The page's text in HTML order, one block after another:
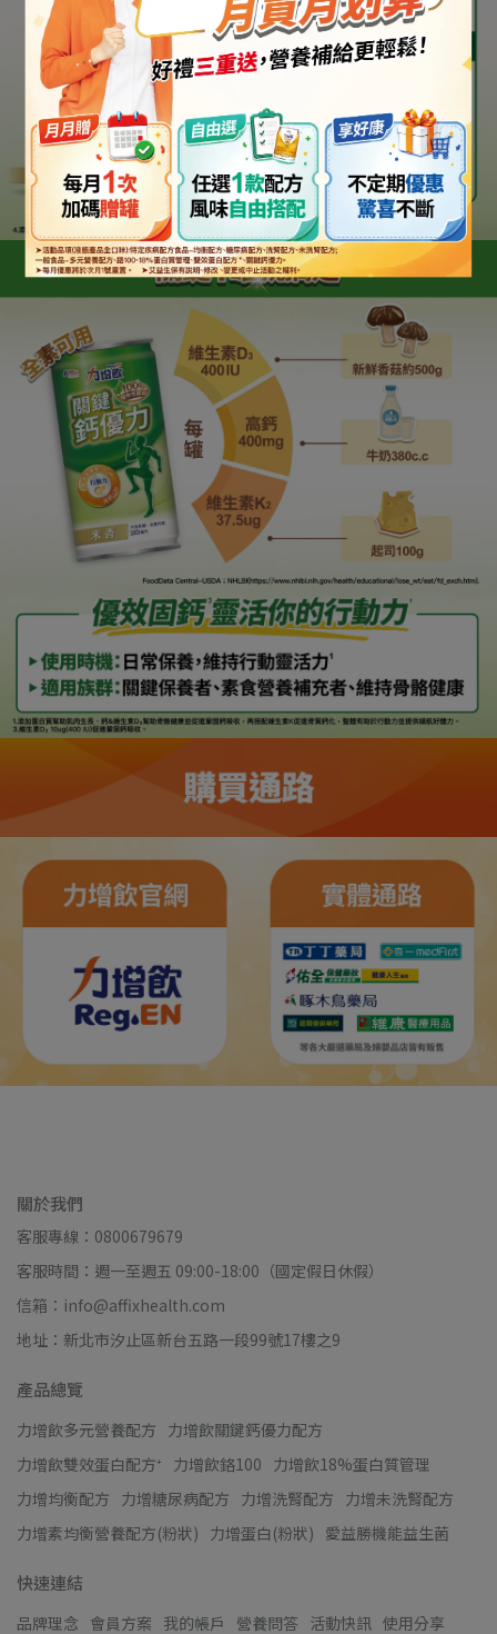
關於我們
客服專線：0800679679
客服時間：週一至週五 09:00-18:00（國定假日休假）
信箱：info@affixhealth.com
地址：新北市汐止區新台五路一段99號17樓之9
產品總覽
力增飲多元營養配方 力增飲關鍵鈣優力配方
力增飲雙效蛋白配方⁺ 力增飲鉻100 力增飲18%蛋白質管理
力增均衡配方 力增糖尿病配方 力增洗腎配方 力增未洗腎配方
力增素均衡營養配方(粉狀) 力增蛋白(粉狀) 愛益勝機能益生菌
快速連結
品牌理念 會員方案 我的帳戶 營養問答 活動快訊 使用分享